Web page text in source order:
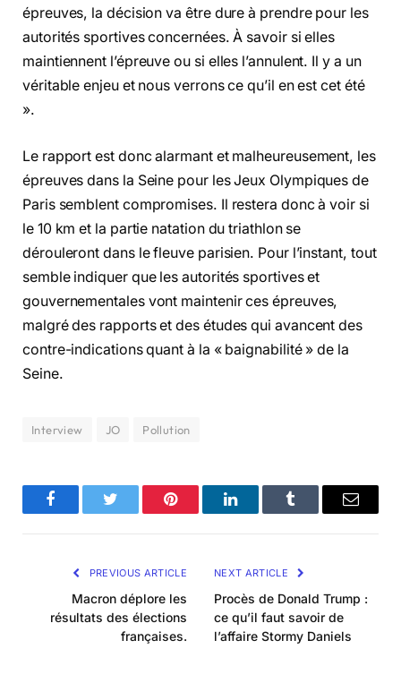
épreuves, la décision va être dure à prendre pour les
autorités sportives concernées. À savoir si elles
maintiennent l’épreuve ou si elles l’annulent. Il y a un
véritable enjeu et nous verrons ce qu’il en est cet été
».
Le rapport est donc alarmant et malheureusement, les
épreuves dans la Seine pour les Jeux Olympiques de
Paris semblent compromises. Il restera donc à voir si
le 10 km et la partie natation du triathlon se
dérouleront dans le fleuve parisien. Pour l’instant, tout
semble indiquer que les autorités sportives et
gouvernementales vont maintenir ces épreuves,
malgré des rapports et des études qui avancent des
contre-indications quant à la « baignabilité » de la
Seine.
Interview JO Pollution
FacebookTwitter Pinterest LinkedInTumblr Email
PREVIOUS ARTICLE
Macron déplore les
résultats des élections
françaises.
NEXT ARTICLE
Procès de Donald Trump :
ce qu’il faut savoir de
l’affaire Stormy Daniels